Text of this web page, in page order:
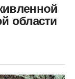
области